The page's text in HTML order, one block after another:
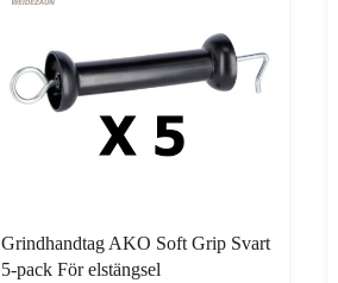
Grindhandtag AKO Soft Grip Svart
5-pack För elstängsel